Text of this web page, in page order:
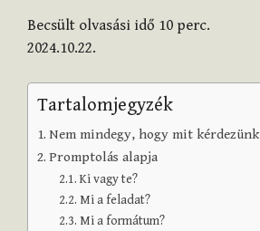
Becsült olvasási idő 10 perc.
2024.10.22.
Tartalomjegyzék
Nem mindegy, hogy mit kérdezünk
Promptolás alapja
Ki vagy te?
Mi a feladat?
Mi a formátum?